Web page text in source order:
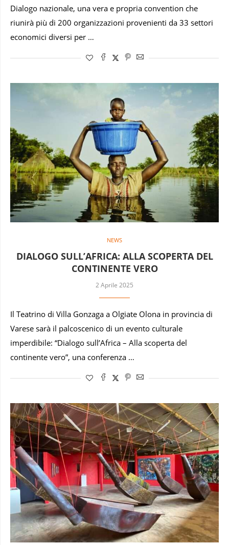
Dialogo nazionale, una vera e propria convention che
riunirà più di 200 organizzazioni provenienti da 33 settori
economici diversi per …
NEWS
DIALOGO SULL’AFRICA: ALLA SCOPERTA DEL
CONTINENTE VERO
2 Aprile 2025
Il Teatrino di Villa Gonzaga a Olgiate Olona in provincia di
Varese sarà il palcoscenico di un evento culturale
imperdibile: “Dialogo sull’Africa – Alla scoperta del
continente vero”, una conferenza …